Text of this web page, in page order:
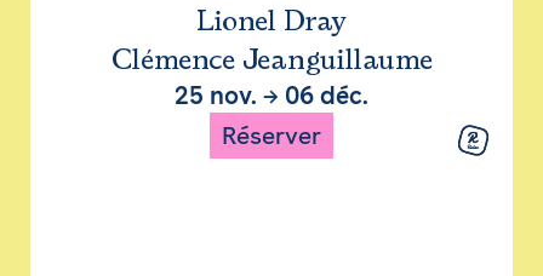
Lionel Dray
Clémence Jeanguillaume
25 nov. → 06 déc.
Réserver